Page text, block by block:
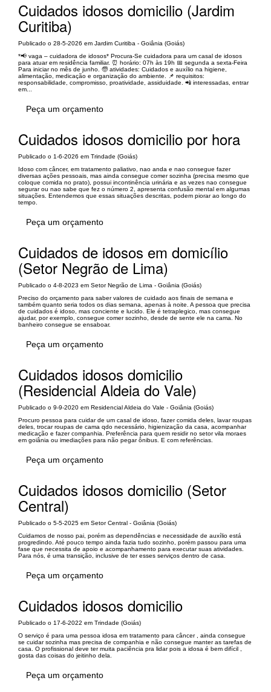
Cuidados idosos domicilio (Jardim
Curitiba)
Publicado o 28-5-2026 em Jardim Curitiba - Goiânia (Goiás)
*📢 vaga – cuidadora de idosos* Procura-Se cuidadora para um casal de idosos
para atuar em residência familiar. ⏰ horário: 07h às 19h 📅 segunda a sexta-Feira
Para iniciar no mês de junho. 🧓 atividades: Cuidados e auxílio na higiene,
alimentação, medicação e organização do ambiente. 📌 requisitos:
responsabilidade, compromisso, proatividade, assiduidade. 📲 interessadas, entrar
em...
Peça um orçamento
Cuidados idosos domicilio por hora
Publicado o 1-6-2026 em Trindade (Goiás)
Idoso com câncer, em tratamento paliativo, nao anda e nao consegue fazer
diversas ações pessoais, mas ainda consegue comer sozinha (precisa mesmo que
coloque comida no prato), possui incontinência urinária e as vezes nao consegue
segurar ou nao sabe que fez o número 2, apresenta confusão mental em algumas
situações. Entendemos que essas situações descritas, podem piorar ao longo do
tempo.
Peça um orçamento
Cuidados de idosos em domicílio
(Setor Negrão de Lima)
Publicado o 4-8-2023 em Setor Negrão de Lima - Goiânia (Goiás)
Preciso do orçamento para saber valores de cuidado aos finais de semana e
também quanto seria todos os dias semana, apenas à noite. A pessoa que precisa
de cuidados é idoso, mas conciente e lucido. Ele é tetraplegico, mas consegue
ajudar, por exemplo, consegue comer sozinho, desde de sente ele na cama. No
banheiro consegue se ensaboar.
Peça um orçamento
Cuidados idosos domicilio
(Residencial Aldeia do Vale)
Publicado o 9-9-2020 em Residencial Aldeia do Vale - Goiânia (Goiás)
Procuro pessoa para cuidar de um casal de idoso, fazer comida deles, lavar roupas
deles, trocar roupas de cama qdo necessário, higienização da casa, acompanhar
medicação e fazer companhia. Preferência para quem residir no setor vila moraes
em goiânia ou imediações para não pegar ônibus. E com referências.
Peça um orçamento
Cuidados idosos domicilio (Setor
Central)
Publicado o 5-5-2025 em Setor Central - Goiânia (Goiás)
Cuidamos de nosso pai, porém as dependências e necessidade de auxílio está
progredindo. Até pouco tempo ainda fazia tudo sozinho, porém passou para uma
fase que necessita de apoio e acompanhamento para executar suas atividades.
Para nós, é uma transição, inclusive de ter esses serviços dentro de casa.
Peça um orçamento
Cuidados idosos domicilio
Publicado o 17-6-2022 em Trindade (Goiás)
O serviço é para uma pessoa idosa em tratamento para câncer , ainda consegue
se cuidar sozinha mas precisa de companhia e não consegue manter as tarefas de
casa. O profissional deve ter muita paciência pra lidar pois a idosa é bem difícil ,
gosta das coisas do jeitinho dela.
Peça um orçamento